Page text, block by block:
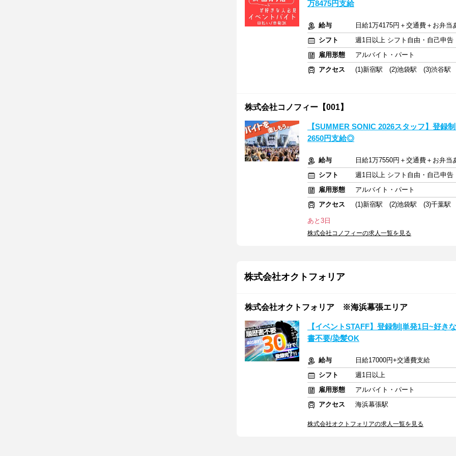
万8475円支給
給与
日給1万4175円＋交通費＋お弁当
シフト
週1日以上 シフト自由・自己申告
雇用形態
アルバイト・パート
アクセス
(1)新宿駅 (2)池袋駅 (3)渋谷駅
株式会社コノフィー【001】
【SUMMER SONIC 2026スタッフ】登
2650円支給◎
給与
日給1万7550円＋交通費＋お弁当
シフト
週1日以上 シフト自由・自己申告
雇用形態
アルバイト・パート
アクセス
(1)新宿駅 (2)池袋駅 (3)千葉駅
あと3日
株式会社コノフィーの求人一覧を見る
株式会社オクトフォリア
株式会社オクトフォリア ※海浜幕張エリア
【イベントSTAFF】登録制|単発1日~好
書不要/染髪OK
給与
日給17000円+交通費支給
シフト
週1日以上
雇用形態
アルバイト・パート
アクセス
海浜幕張駅
株式会社オクトフォリアの求人一覧を見る